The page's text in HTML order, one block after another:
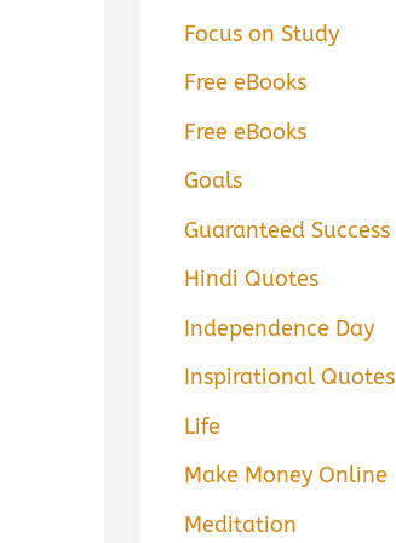
Focus on Study
Free eBooks
Free eBooks
Goals
Guaranteed Success
Hindi Quotes
Independence Day
Inspirational Quotes
Life
Make Money Online
Meditation